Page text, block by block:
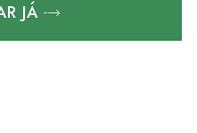
JÁ